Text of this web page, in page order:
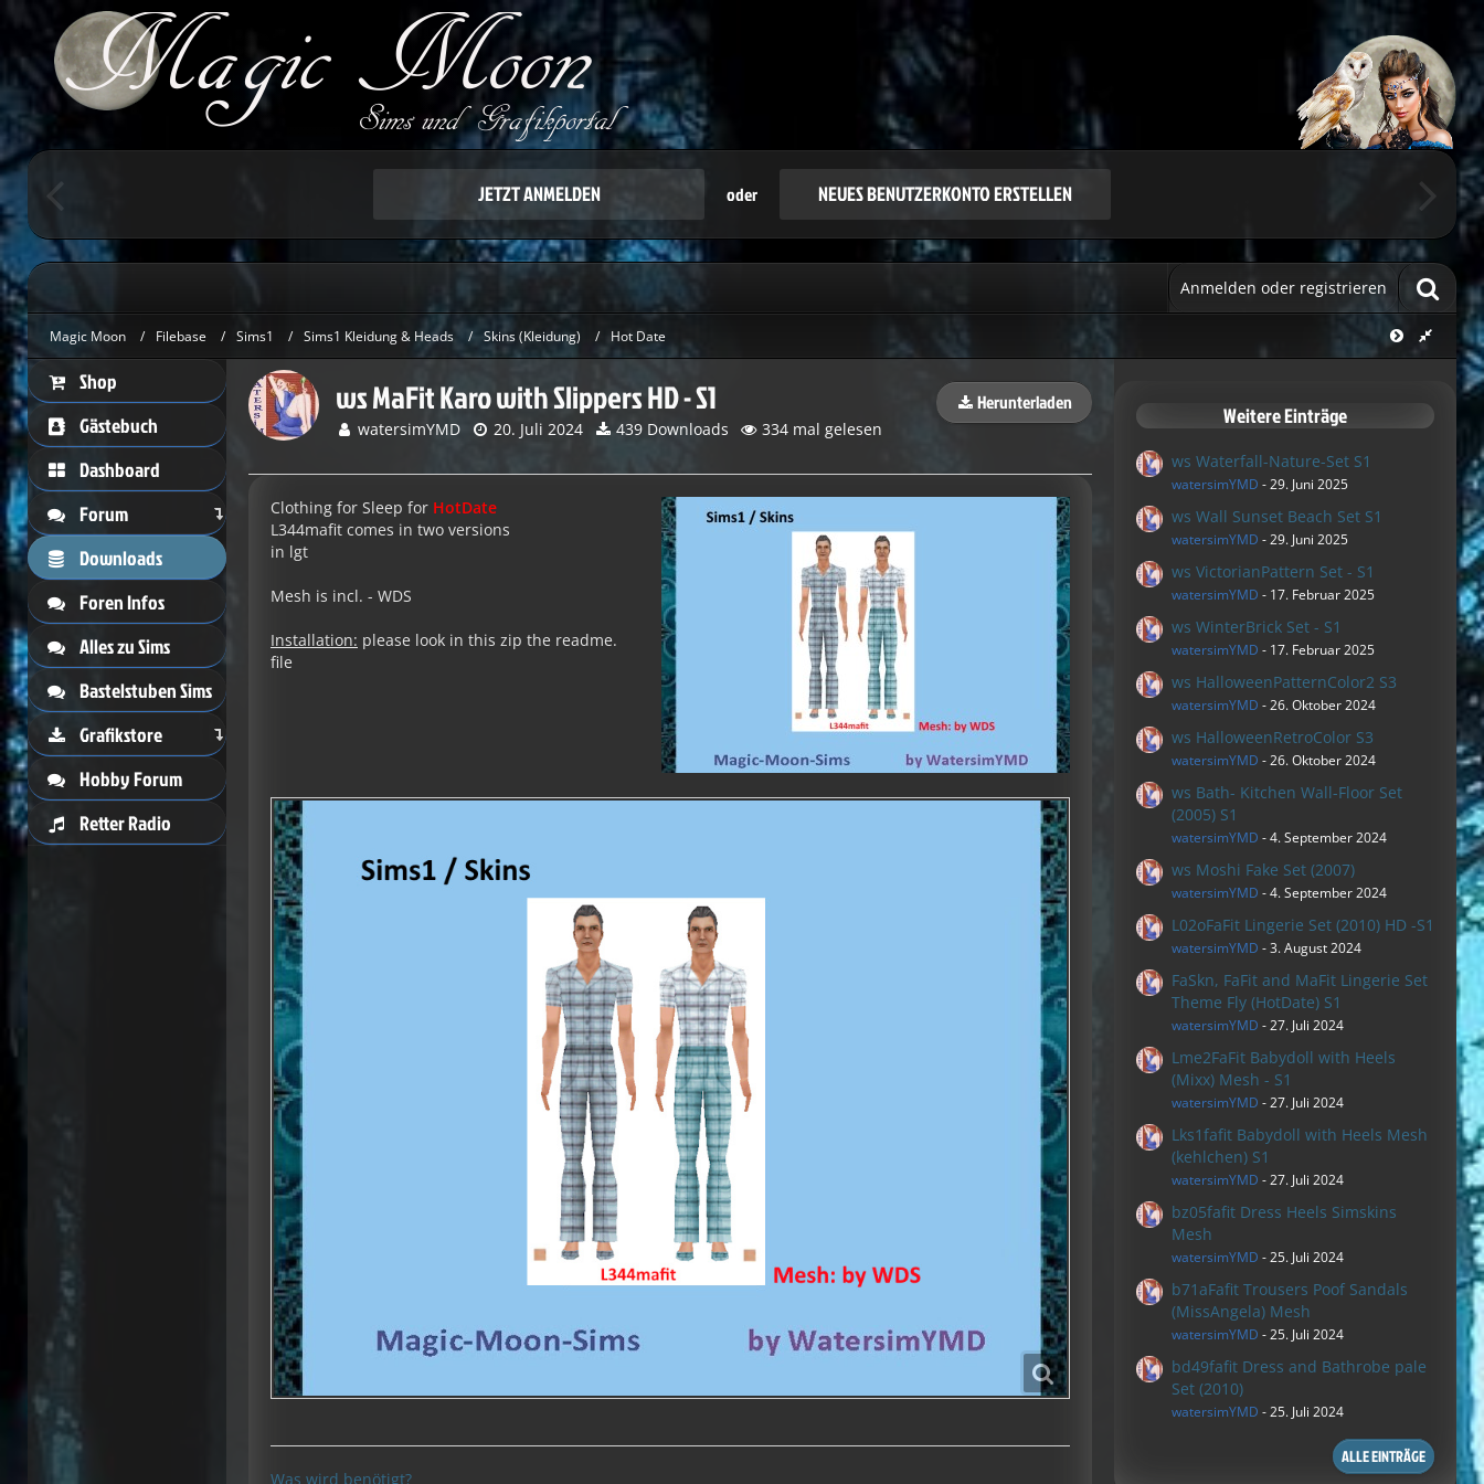
Herzlich Willkommen! Melden Sie sich an oder registrieren Sie sich.
Um schreiben oder kommentieren zu können, benötigen Sie ein Benutzerkonto.
JETZT ANMELDEN oder NEUES BENUTZERKONTO ERSTELLEN
Anmelden oder registrieren
Magic Moon Filebase Sims1 Sims1 Kleidung & Heads Skins (Kleidung) Hot Date
Shop
Gästebuch
Dashboard
Forum
Downloads
Foren Infos
Alles zu Sims
Bastelstuben Sims
Grafikstore
Hobby Forum
Retter Radio
ws MaFit Karo with Slippers HD - S1
watersimYMD 20. Juli 2024 439 Downloads 334 mal gelesen
Herunterladen
Clothing for Sleep for HotDate
L344mafit comes in two versions
in lgt
Mesh is incl. - WDS
Installation: please look in this zip the readme.
file
Was wird benötigt?
Weitere Einträge
ws Waterfall-Nature-Set S1
watersimYMD -29. Juni 2025
ws Wall Sunset Beach Set S1
watersimYMD -29. Juni 2025
ws VictorianPattern Set - S1
watersimYMD - 17. Februar 2025
ws WinterBrick Set - S1
watersimYMD - 17. Februar 2025
ws HalloweenPatternColor2 S3
watersimYMD -26. Oktober 2024
ws HalloweenRetroColor S3
watersimYMD -26. Oktober 2024
ws Bath- Kitchen Wall-Floor Set
(2005) S1
watersimYMD -4. September 2024
ws Moshi Fake Set (2007)
watersimYMD -4. September 2024
L02oFaFit Lingerie Set (2010) HD -S1
watersimYMD -3. August 2024
FaSkn, FaFit and MaFit Lingerie Set
Theme Fly (HotDate) S1
watersimYMD -27. Juli 2024
Lme2FaFit Babydoll with Heels
(Mixx) Mesh - S1
watersimYMD -27. Juli 2024
Lks1fafit Babydoll with Heels Mesh
(kehlchen) S1
watersimYMD -27. Juli 2024
bz05fafit Dress Heels Simskins
Mesh
watersimYMD -25. Juli 2024
b71aFafit Trousers Poof Sandals
(MissAngela) Mesh
watersimYMD -25. Juli 2024
bd49fafit Dress and Bathrobe pale
Set (2010)
watersimYMD -25. Juli 2024
ALLE EINTRÄGE